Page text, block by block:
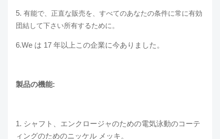
5. 有能で、正直な販売を、すべてのあなたの条件に常に有効
団結して下さい所有するために。
6.We は 17 年以上この企業に今ありました。
製品の機能:
1. シャフト、エンクロージャのための電気泳動のコーテ
ィングのためのニッケル メッキ。